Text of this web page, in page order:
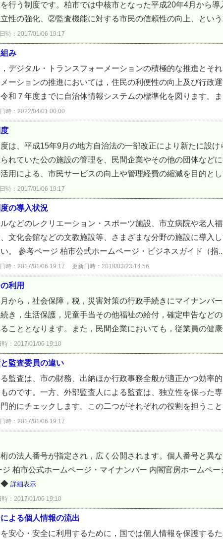
行う制度です。柏市では中核市となった平成20年4月から
性の強化、②監査機能に対する市民の信頼性の向上、とい
時：2017/01/06 19:17
み
デジタル・トランスフォーメーションの積極的な推進とそ
ーションの推進においては，住民の利便性の向上及び行政
和７年度までに自治体情報システムの標準化を図ります。
時：2022/04/01 00:00
は、平成15年9月の地方自治法の一部改正により新たに設
れていた公の施設の管理を、民間企業やその他の団体など
用による、市民サービスの向上や管理経費の縮減を目的と
時：2017/01/06 19:17
の導入状況
などのレクリエーション・スポーツ施設、市立病院や老人
文化会館などの文教施設等、さまざまな分野の施設に導入
。 参考ページ 柏市公式ホームページ・ビジネスガイド（指
時：2017/01/06 19:17 更新日時：2018/03/23 14:56
利用
から，社会保障，税，災害対策の行政手続きにマイナンバ
き，生活保護，児童手当その他福祉の給付，確定申告など
こととなります。また，民間企業においても，従業員の健
時：2017/01/06 19:10
監査委員の違い
監査は、市の財務、出納ほか行政事務全般が適正かつ効率
のです。一方、外部監査人による監査は、独立性を保った
的にチェックします。この二つがそれぞれの役割を担うこ
時：2017/01/06 19:17
の法人番号が指定され，広く公開されます。個人番号と異
ジ 柏市公式ホームページ・マイナンバー 内閣官房ホームペ
詳細表示
時：2017/01/06 19:10
よる個人情報の流出
安心・安全に利用するために，国では個人情報を保護する